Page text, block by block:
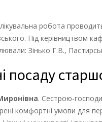
лікувальна робота
Під керівництвом
Зінько Г.В.,
посаду
. Сестрою-
комфортні умови для